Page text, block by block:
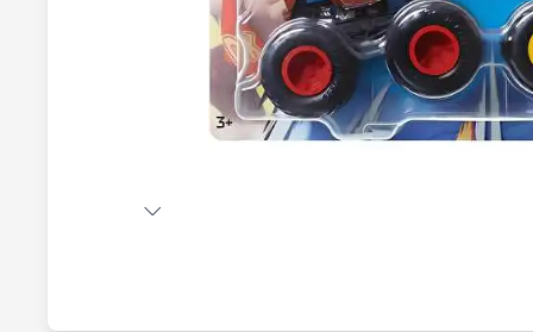
Elektronik Ürünler
Nerf
Silahlar
Silah Setleri
Kılıç Setleri